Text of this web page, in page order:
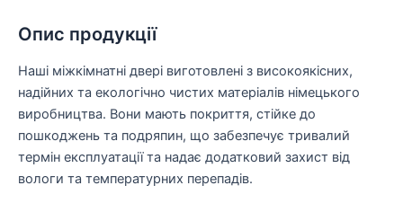
Опис продукції
Наші міжкімнатні двері виготовлені з високоякісних,
надійних та екологічно чистих матеріалів німецького
виробництва. Вони мають покриття, стійке до
пошкоджень та подряпин, що забезпечує тривалий
термін експлуатації та надає додатковий захист від
вологи та температурних перепадів.